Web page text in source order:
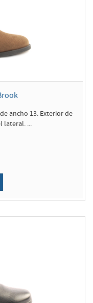
ancho 13. Exterior de
lateral. ...